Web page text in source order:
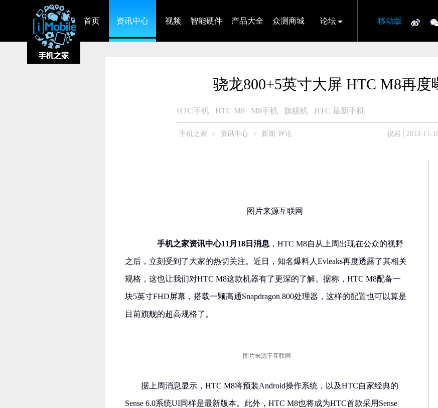
首页 资讯中心 视频 智能硬件 产品大全 众测商城 论坛 移动版
骁龙800+5英寸大屏 HTC M8再度
HTC手机 HTC M8 M8手机 旗舰机 HTC 最新手机
手机之家 > 资讯中心 > 新闻·评论 祝岩 | 2013-11-
图片来源互联网
手机之家资讯中心11月18日消息 ，HTC M8自从上周出现在公众的视野
之后，立刻受到了大家的热切关注。近日，知名爆料人Evleaks再度透露了其相关
规格，这也让我们对HTC M8这款机器有了更深的了解。据称，HTC M8配备一
块5英寸FHD屏幕，搭载一颗高通Snapdragon 800处理器，这样的配置也可以算是
目前旗舰的超高规格了。
图片来源于互联网
据上周消息显示，HTC M8将预装Android操作系统，以及HTC自家经典的
Sense 6.0系统UI同样是最新版本。此外，HTC M8也将成为HTC首款采用Sense